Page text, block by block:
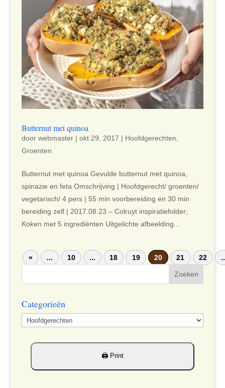
Butternut met quinoa
door webmaster| okt 29, 2017 | Hoofdgerechten
Groenten
Butternut met quinoa Gevulde butternut met quinoa,
spinazie en feta Omschrijving | Hoofdgerecht/ groenten/
vegetarisch/ 4 pers | 55 min voorbereiding en 30 min
bereiding zelf | 2017.08.23 – Colruyt inspiratiefolder;
Koken met 5 ingrediënten Uitgelichte afbeelding...
« ... 10 ... 18 19 20 21 22
Categorieën
Categorieën